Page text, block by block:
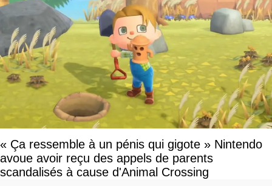
« Ça ressemble à un pénis qui gigote » Nintendo
avoue avoir reçu des appels de parents
scandalisés à cause d'Animal Crossing